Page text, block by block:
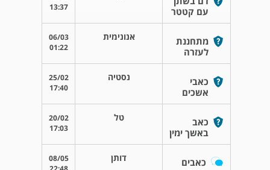
עם קטטר
13:37
מתחננת
לעזרה
אנונימית
06/03
01:22
כאבי
אשכים
נסטיה
25/02
17:40
כאב
באשך ימין
טל
20/02
17:03
כאבים
דותן
08/05